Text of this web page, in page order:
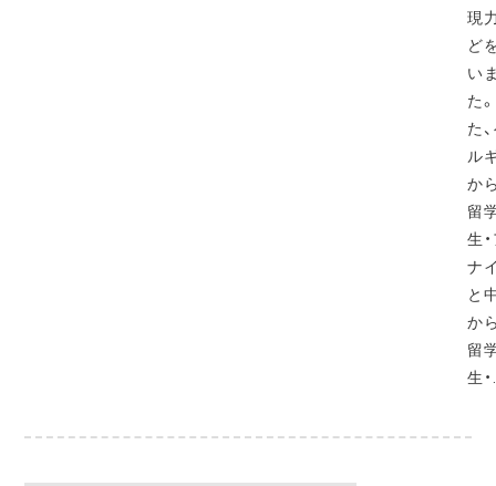
現
ど
い
た
た
ル
か
留
生
ナ
と
か
留
生